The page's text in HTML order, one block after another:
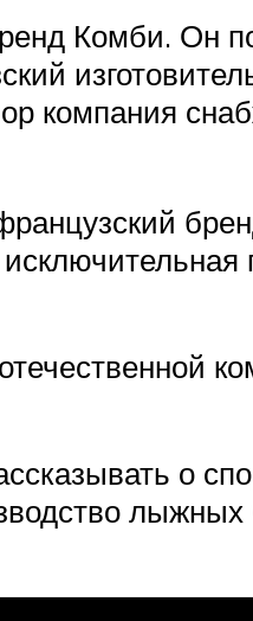
Комби. Он
компания
о
лыжных